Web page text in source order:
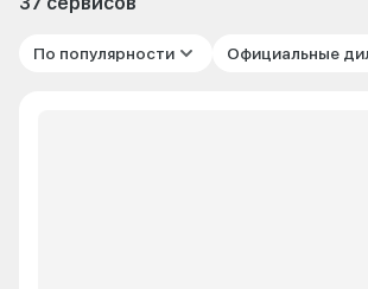
По популярности Официальные